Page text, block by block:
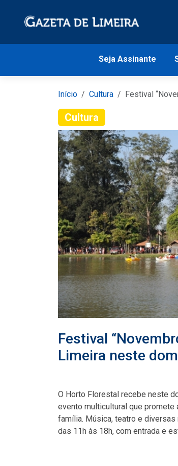
Seja Assinante
Início Cultura Festival
Cultura
Festival
Limeira neste
O Horto Florestal recebe neste
evento multicultural que promete
família. Música, teatro e
das 11h às 18h, com entrada e